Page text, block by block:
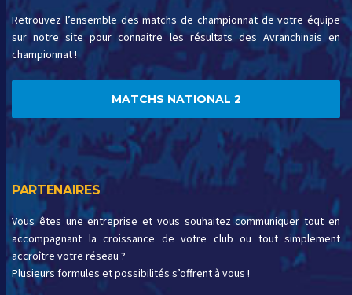
Retrouvez l’ensemble des matchs de championnat de votre équipe
sur notre site pour connaitre les résultats des Avranchinais en
championnat !
MATCHS NATIONAL 2
PARTENAIRES
Vous êtes une entreprise et vous souhaitez communiquer tout en
accompagnant la croissance de votre club ou tout simplement
accroître votre réseau ?
Plusieurs formules et possibilités s’offrent à vous !